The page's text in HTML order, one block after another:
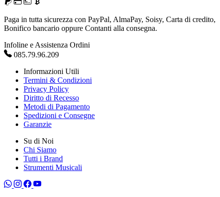
Paga in tutta sicurezza con PayPal, AlmaPay, Soisy, Carta di credito,
Bonifico bancario oppure Contanti alla consegna.
Infoline e Assistenza Ordini
085.79.96.209
Informazioni Utili
Termini & Condizioni
Privacy Policy
Diritto di Recesso
Metodi di Pagamento
Spedizioni e Consegne
Garanzie
Su di Noi
Chi Siamo
Tutti i Brand
Strumenti Musicali